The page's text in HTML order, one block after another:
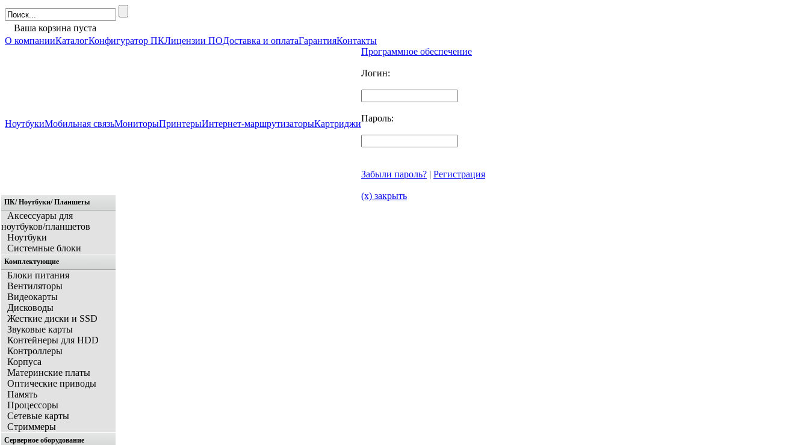
Ваша корзина пуста
О компанииКаталогКонфигуратор ПКЛицензии ПОДоставка и оплатаГарантияКонтакты
НоутбукиМобильная связьМониторыПринтерыИнтернет-маршрутизаторыКартриджи
Программное обеспечение
Логин:
Пароль:
Забыли пароль? | Регистрация
(x) закрыть
Главная
ПК/ Ноутбуки/ Планшеты
Аксессуары для
ноутбуков/планшетов
Ноутбуки
Системные блоки
Комплектующие
Блоки питания
Вентиляторы
Видеокарты
Дисководы
Жесткие диски и SSD
Звуковые карты
Контейнеры для HDD
Контроллеры
Корпуса
Материнские платы
Оптические приводы
Память
Процессоры
Сетевые карты
Стриммеры
Серверное оборудование